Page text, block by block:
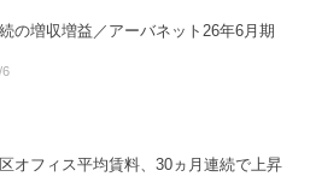
の増収増益／アーバネット26年6月期
6
オフィス平均賃料、30ヵ月連続で上昇